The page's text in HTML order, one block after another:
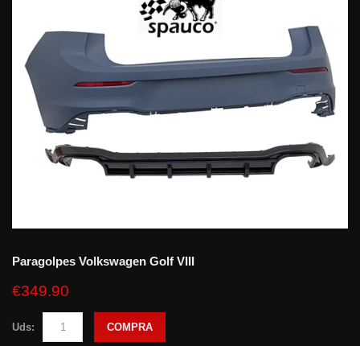
Paragolpes Volkswagen Golf VIII
€349.90
Uds: COMPRA